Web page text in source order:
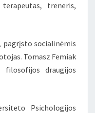
treneris,
socialinėmis
Tomasz Femiak
draugijos
Psichologijos